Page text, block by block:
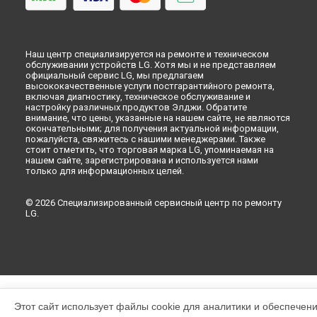
Наш центр специализируется на ремонте и техническом
обслуживании устройств LG. Хотя мы и не представляем
официальный сервис LG, мы предлагаем
высококачественные услуги постгарантийного ремонта,
включая диагностику, техническое обслуживание и
настройку различных продуктов Элджи. Обратите
внимание, что цены, указанные на нашем сайте, не являются
окончательными; для получения актуальной информации,
пожалуйста, свяжитесь с нашими менеджерами. Также
стоит отметить, что торговая марка LG, упоминаемая на
нашем сайте, зарегистрирована и используется нами
только для информационных целей.
© 2026 Специализированный сервисный центр по ремонту
LG.
Этот сайт использует файлы cookie для аналитики и